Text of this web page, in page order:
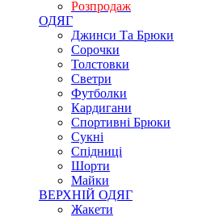
Розпродаж
ОДЯГ
Джинси Та Брюки
Сорочки
Толстовки
Светри
Футболки
Кардигани
Спортивні Брюки
Сукні
Спідниці
Шорти
Майки
ВЕРХНІЙ ОДЯГ
Жакети